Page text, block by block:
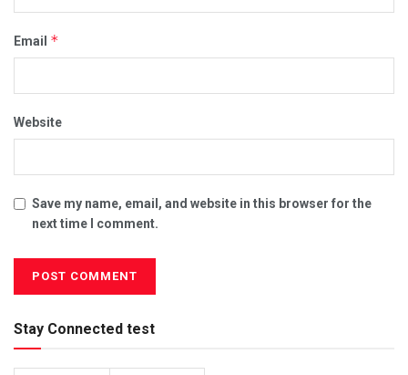
Email *
Website
Save my name, email, and website in this browser for the
next time I comment.
Stay Connected test